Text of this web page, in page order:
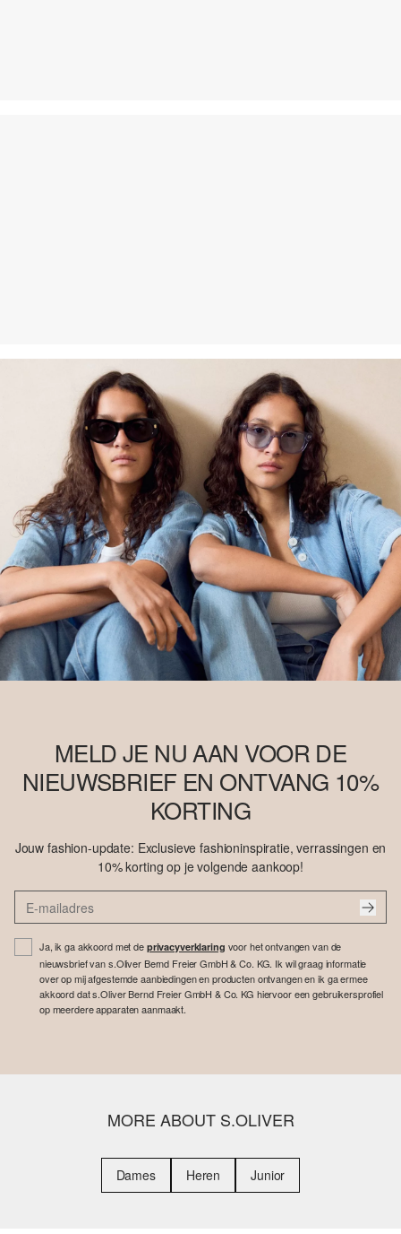
MELD JE NU AAN VOOR DE
NIEUWSBRIEF EN ONTVANG 10%
KORTING
Jouw fashion-update: Exclusieve fashioninspiratie, verrassingen en
10% korting op je volgende aankoop!
Ja, ik ga akkoord met de privacyverklaring voor het ontvangen van de
nieuwsbrief van s.Oliver Bernd Freier GmbH & Co. KG. Ik wil graag informatie
over op mij afgestemde aanbiedingen en producten ontvangen en ik ga ermee
akkoord dat s.Oliver Bernd Freier GmbH & Co. KG hiervoor een gebruikersprofiel
op meerdere apparaten aanmaakt.
MORE ABOUT S.OLIVER
Dames Heren Junior